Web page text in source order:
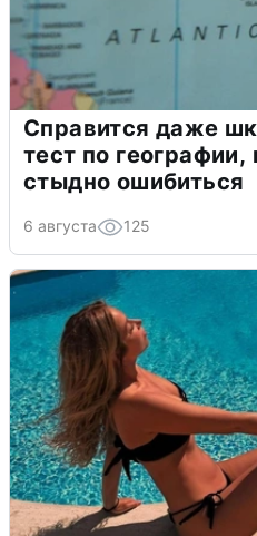
Справится даже
тест по географии,
стыдно ошибиться
6 августа 125